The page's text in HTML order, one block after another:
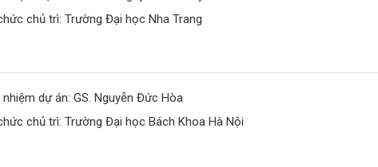
chủ trì: Trường Đại học Nha Trang
nhiệm dự án: GS. Nguyễn Đức Hòa
chủ trì: Trường Đại học Bách Khoa Hà Nội